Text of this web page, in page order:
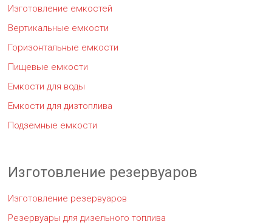
Изготовление емкостей
Вертикальные емкости
Горизонтальные емкости
Пищевые емкости
Емкости для воды
Емкости для дизтоплива
Подземные емкости
Изготовление резервуаров
Изготовление резервуаров
Резервуары для дизельного топлива